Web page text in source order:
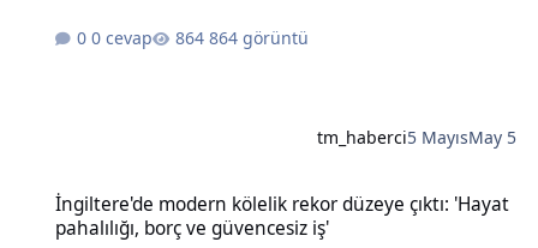
0 cevap 864 görüntü
tm_haberci5 MayısMay 5
İngiltere'de modern kölelik rekor düzeye çıktı: 'Hayat
pahalılığı, borç ve güvencesiz iş'